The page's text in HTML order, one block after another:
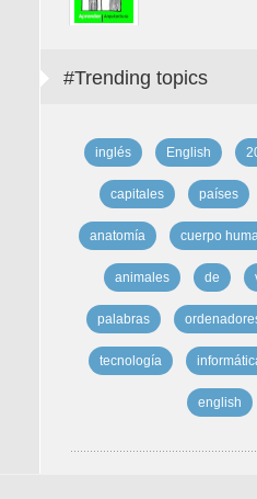
#Trending topics
inglés English
capitales países
anatomía cuerpo
animales de
palabras
tecnología
english